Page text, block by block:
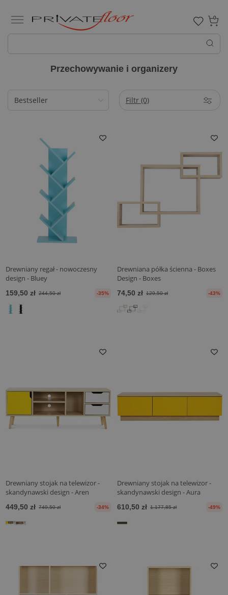
0
Przechowywanie i organizery
Filtr (0)
Drewniany regał - nowoczesny
design - Bluey
159,50 zł 244,50 zł -35%
Drewniana półka ścienna - Boxes
Design - Boxes
74,50 zł 129,50 zł -43%
Drewniany stojak na telewizor -
skandynawski design - Aren
449,50 zł 749,50 zł -34%
Drewniany stojak na telewizor -
skandynawski design - Aura
610,50 zł 1.177,85 zł -49%